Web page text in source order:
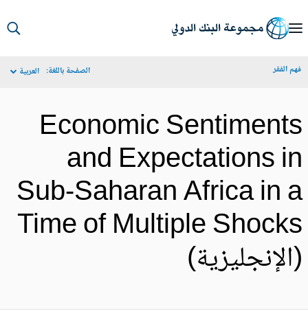
الفقر الصفحة باللغة: العربية
Economic
and Expectations
Sub-Saharan Africa in
Time of Multiple